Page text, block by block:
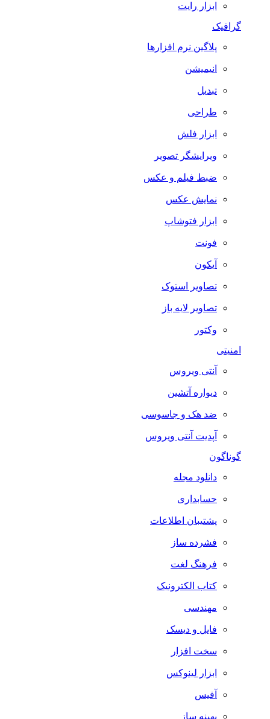
ابزار رایت
گرافیک
پلاگین نرم افزارها
انیمیشن
تبدیل
طراحی
ابزار فلش
ویرایشگر تصویر
ضبط فيلم و عكس
نمایش عکس
ابزار فتوشاپ
فونت
آیکون
تصاویر استوک
تصاویر لایه باز
وکتور
امنیتی
آنتی ویروس
دیواره آتشین
ضد هک و جاسوسی
آپدیت آنتی ویروس
گوناگون
دانلود مجله
حسابداری
پشتیبان اطلاعات
فشرده ساز
فرهنگ لغت
کتاب الکترونیک
مهندسی
فایل و دیسک
سخت افزار
ابزار لینوکس
آفیس
بهینه ساز